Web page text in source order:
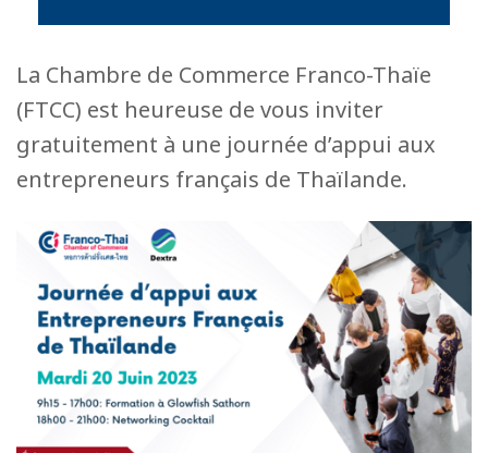
La Chambre de Commerce Franco-Thaïe
(FTCC) est heureuse de vous inviter
gratuitement à une journée d’appui aux
entrepreneurs français de Thaïlande.